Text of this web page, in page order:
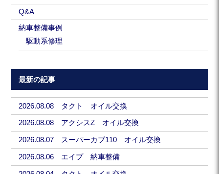
Q&A
納車整備事例
駆動系修理
最新の記事
2026.08.08 タクト オイル交換
2026.08.08 アクシスZ オイル交換
2026.08.07 スーパーカブ110 オイル交換
2026.08.06 エイプ 納車整備